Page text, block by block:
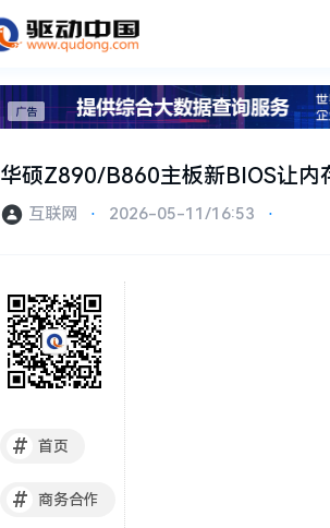
华硕Z890/B860主板新BIOS让内
互联网 ⋅ 2026-05-11/16:53 ⋅
# 首页
# 商务合作